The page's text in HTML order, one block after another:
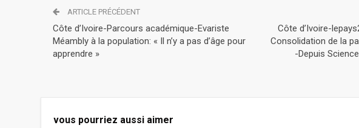
ARTICLE PRÉCÉDENT
Côte d’Ivoire-Parcours académique-Evariste
Méambly à la population: « Il n’y a pas d’âge pour
apprendre »
Côte d’Ivoire-
Consolidation de la
-Depuis
vous pourriez aussi aimer